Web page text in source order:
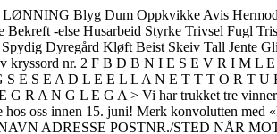
Blyg Dum Oppkvikke Avis
Bekreft -else Husarbeid Styrke Trivsel Fugl
Dyregård Kløft Beist Skeiv Tall Jente
kryssord nr. 2 F B D B N I E S E V R I M
S E S E A D L E E L L A N E T T T O R
A N G L E G A > Vi har trukket tre
oss innen 15. juni! Merk konvolutten med
NAVN ADRESSE POSTNR./STED NÅR